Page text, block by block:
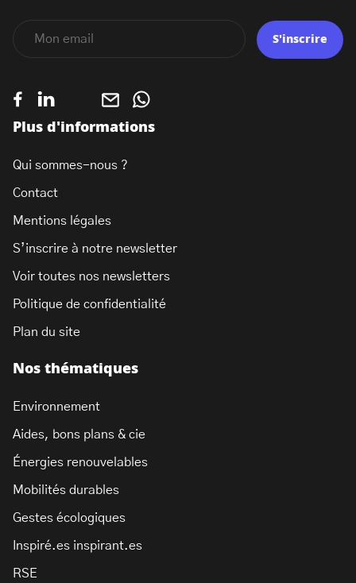
Nos thématiques
Environnement
Aides, bons plans & cie
Énergies renouvelables
Mobilités durables
Gestes écologiques
Inspiré.es inspirant.es
RSE
Plus d'informations
Qui sommes-nous ?
Contact
Mentions légales
S’inscrire à notre newsletter
Voir toutes nos newsletters
Politique de confidentialité
Plan du site
S'inscrire